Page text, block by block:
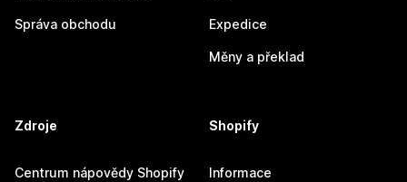
Správa obchodu Expedice
Měny a překlad
Zdroje
Centrum nápovědy Shopify
Shopify
Informace